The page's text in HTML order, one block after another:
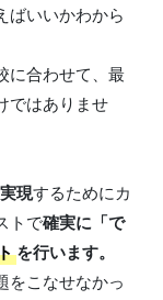
ばいいかわから
に合わせて、最
ではありませ
現するためにカ
トで確実に「で
を行います。
をこなせなかっ